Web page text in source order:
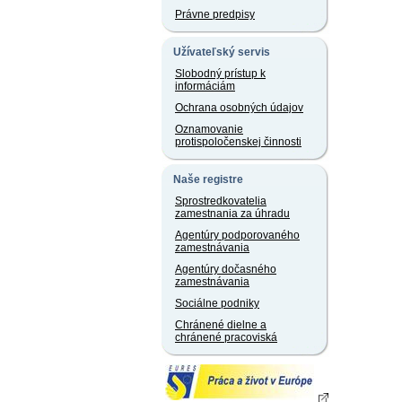
Právne predpisy
Užívateľský servis
Slobodný prístup k
informáciám
Ochrana osobných údajov
Oznamovanie
protispoločenskej činnosti
Naše registre
Sprostredkovatelia
zamestnania za úhradu
Agentúry podporovaného
zamestnávania
Agentúry dočasného
zamestnávania
Sociálne podniky
Chránené dielne a
chránené pracoviská